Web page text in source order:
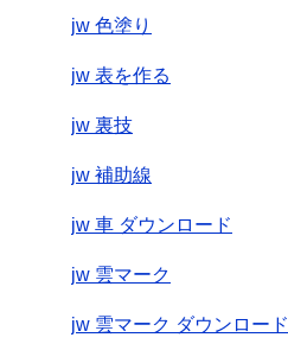
jw 色塗り
jw 表を作る
jw 裏技
jw 補助線
jw 車 ダウンロード
jw 雲マーク
jw 雲マーク ダウンロード